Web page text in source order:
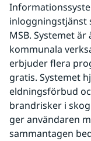
inloggningstjänst
MSB. Systemet
kommunala
erbjuder flera
gratis. Systemet
eldningsförbud
brandrisker i
ger användaren
sammantagen